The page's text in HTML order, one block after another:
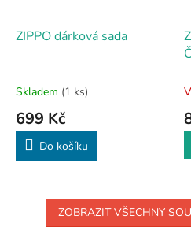
ZIPPO dárková sada
Skladem (1 ks)
699 Kč
Do košíku
ZOBRAZIT VŠECHNY